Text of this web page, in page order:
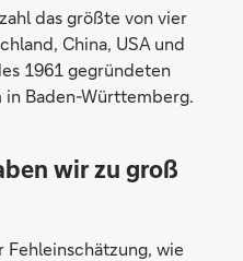
das größte von vier
China, USA und
1961 gegründeten
in Baden-Württemberg.
wir zu groß
Fehleinschätzung, wie